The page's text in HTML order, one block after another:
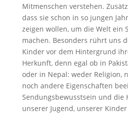
Mitmenschen verstehen.
dass sie schon in so jungen
zeigen wollen, um die Welt ein
machen. Besonders rührt uns
Kinder vor dem Hintergrund
Herkunft, denn egal ob in
oder in Nepal: weder Religion,
noch andere Eigenschaften
Sendungsbewusstsein und die
unserer Jugend, unserer